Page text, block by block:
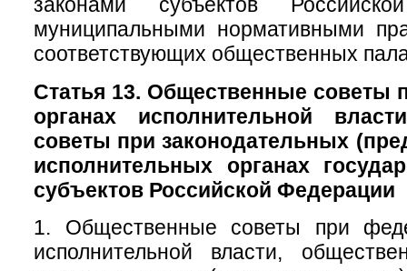
муниципальными нормативными
соответствующих общественных
Статья 13. Общественные советы
органах исполнительной
советы при законодательных
исполнительных органах
субъектов Российской Федерации
1. Общественные советы при
исполнительной власти,